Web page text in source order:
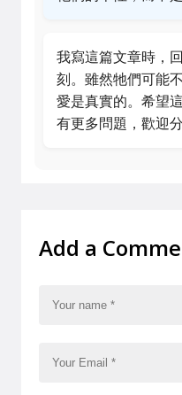
我寫這篇文章時，
刻。雖然牠們可能
愛是真實的。希望
有更多問題，歡迎分
Add a